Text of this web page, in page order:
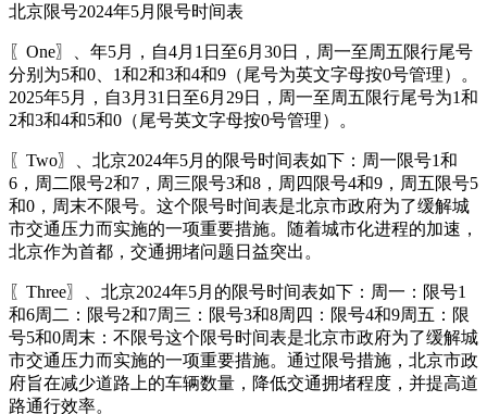
北京限号2024年5月限号时间表
〖One〗、年5月，自4月1日至6月30日，周一至周五限行尾号
分别为5和0、1和2和3和4和9（尾号为英文字母按0号管理）。
2025年5月，自3月31日至6月29日，周一至周五限行尾号为1和
2和3和4和5和0（尾号英文字母按0号管理）。
〖Two〗、北京2024年5月的限号时间表如下：周一限号1和
6，周二限号2和7，周三限号3和8，周四限号4和9，周五限号5
和0，周末不限号。这个限号时间表是北京市政府为了缓解城
市交通压力而实施的一项重要措施。随着城市化进程的加速，
北京作为首都，交通拥堵问题日益突出。
〖Three〗、北京2024年5月的限号时间表如下：周一：限号1
和6周二：限号2和7周三：限号3和8周四：限号4和9周五：限
号5和0周末：不限号这个限号时间表是北京市政府为了缓解城
市交通压力而实施的一项重要措施。通过限号措施，北京市政
府旨在减少道路上的车辆数量，降低交通拥堵程度，并提高道
路通行效率。